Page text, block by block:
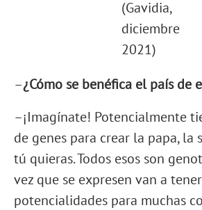
(Gavidia,
diciembre
2021)
–¿Cómo se benéfica el país de
–¡Imagínate! Potencialmente
de genes para crear la papa, la
tú quieras. Todos esos son
vez que se expresen van a tener
potencialidades para muchas